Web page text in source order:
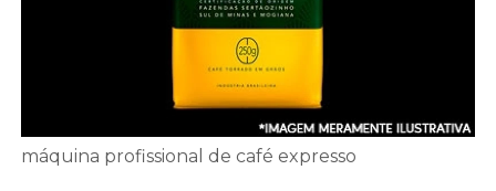
máquina profissional de café expresso